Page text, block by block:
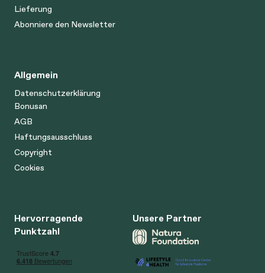
Lieferung
Abonniere den Newsletter
Allgemein
Datenschutzerklärung
Bonusan
AGB
Haftungsausschluss
Copyright
Cookies
Hervorragende
Punktzahl
Unsere Partner